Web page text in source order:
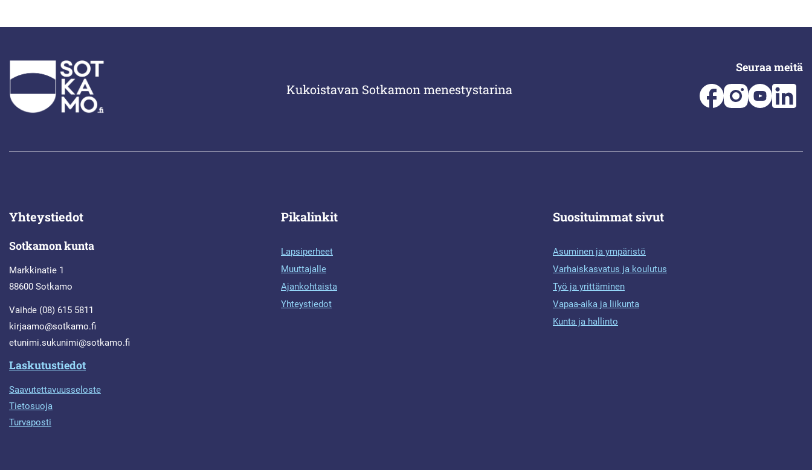
Kukoistavan Sotkamon menestystarina
Seuraa meitä
Yhteystiedot
Sotkamon kunta
Markkinatie 1
88600 Sotkamo
Vaihde (08) 615 5811
kirjaamo@sotkamo.fi
etunimi.sukunimi@sotkamo.fi
Laskutustiedot
Saavutettavuusseloste
Tietosuoja
Turvaposti
Pikalinkit
Lapsiperheet
Muuttajalle
Ajankohtaista
Yhteystiedot
Suosituimmat sivut
Asuminen ja ympäristö
Varhaiskasvatus ja koulutus
Työ ja yrittäminen
Vapaa-aika ja liikunta
Kunta ja hallinto